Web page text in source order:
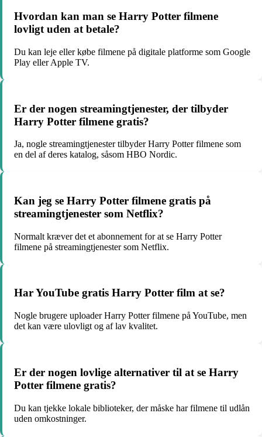
Hvordan kan man se Harry Potter filmene
lovligt uden at betale?
Du kan leje eller købe filmene på digitale platforme som Google
Play eller Apple TV.
Er der nogen streamingtjenester, der tilbyder
Harry Potter filmene gratis?
Ja, nogle streamingtjenester tilbyder Harry Potter filmene som
en del af deres katalog, såsom HBO Nordic.
Kan jeg se Harry Potter filmene gratis på
streamingtjenester som Netflix?
Normalt kræver det et abonnement for at se Harry Potter
filmene på streamingtjenester som Netflix.
Har YouTube gratis Harry Potter film at se?
Nogle brugere uploader Harry Potter filmene på YouTube, men
det kan være ulovligt og af lav kvalitet.
Er der nogen lovlige alternativer til at se Harry
Potter filmene gratis?
Du kan tjekke lokale biblioteker, der måske har filmene til udlån
uden omkostninger.